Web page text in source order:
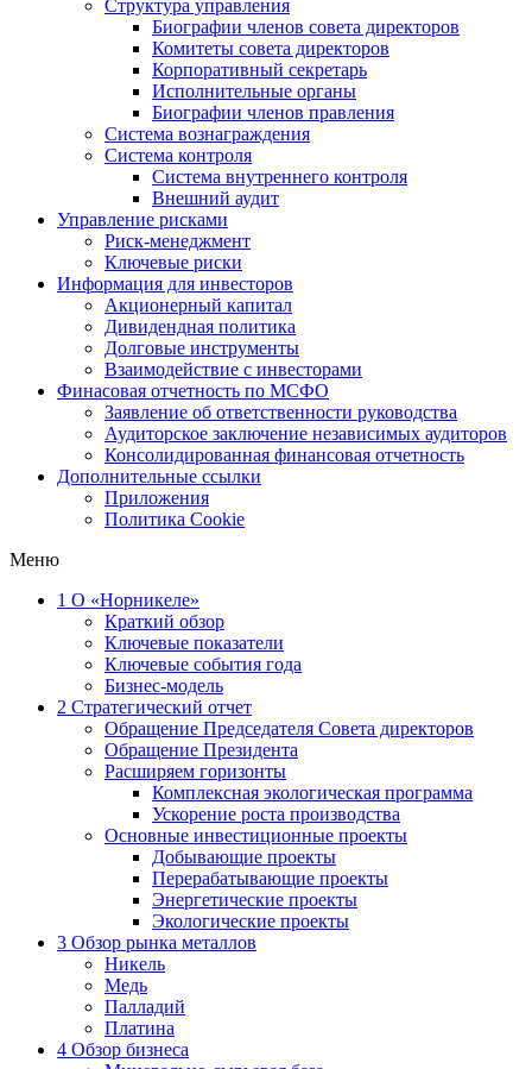
Структура управления
Биографии членов совета директоров
Комитеты совета директоров
Корпоративный секретарь
Исполнительные органы
Биографии членов правления
Система вознаграждения
Система контроля
Система внутреннего контроля
Внешний аудит
Управление рисками
Риск-менеджмент
Ключевые риски
Информация для инвесторов
Акционерный капитал
Дивидендная политика
Долговые инструменты
Взаимодействие с инвеcторами
Финасовая отчетность по МСФО
Заявление об ответственности руководства
Аудиторское заключение независимых аудиторов
Консолидированная финансовая отчетность
Дополнительные ссылки
Приложения
Политика Cookie
Меню
1 О «Норникеле»
Краткий обзор
Ключевые показатели
Ключевые события года
Бизнес-модель
2 Стратегический отчет
Обращение Председателя Совета директоров
Обращение Президента
Расширяем горизонты
Комплексная экологическая программа
Ускорение роста производства
Основные инвестиционные проекты
Добывающие проекты
Перерабатывающие проекты
Энергетические проекты
Экологические проекты
3 Обзор рынка металлов
Никель
Медь
Палладий
Платина
4 Обзор бизнеса